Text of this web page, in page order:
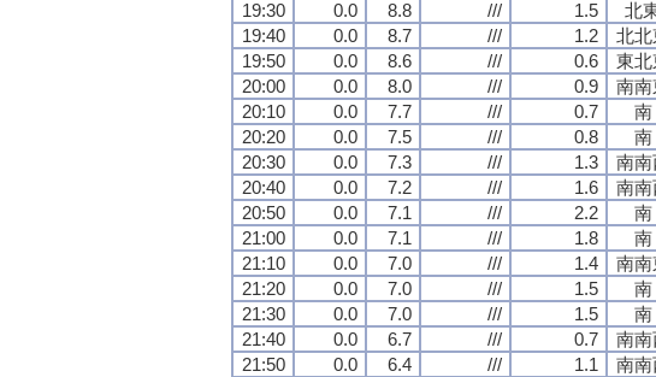
19:30
0.0 8.8 /// 1.5 北
19:40
0.0 8.7 /// 1.2 北北
19:50
0.0 8.6 /// 0.6 東北
20:00
0.0 8.0 /// 0.9 南南
20:10
0.0 7.7 /// 0.7 南
20:20
0.0 7.5 /// 0.8 南
20:30
0.0 7.3 /// 1.3 南南
20:40
0.0 7.2 /// 1.6 南南
20:50
0.0 7.1 /// 2.2 南
21:00
0.0 7.1 /// 1.8 南
21:10
0.0 7.0 /// 1.4 南南
21:20
0.0 7.0 /// 1.5 南
21:30
0.0 7.0 /// 1.5 南
21:40
0.0 6.7 /// 0.7 南南
21:50
0.0 6.4 /// 1.1 南南